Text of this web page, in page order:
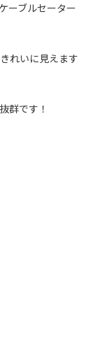
ーブルセーター
れいに見えます
群です！